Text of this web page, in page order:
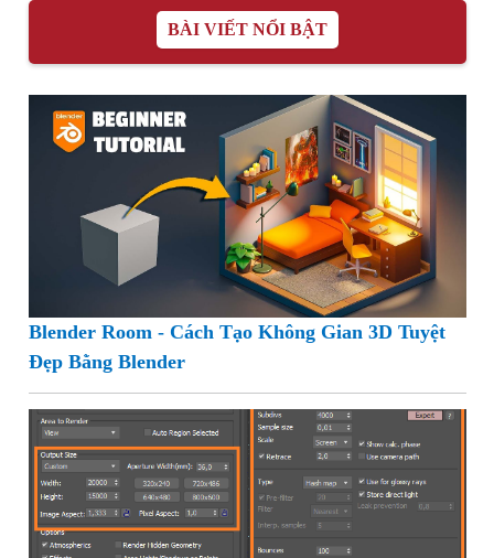
BÀI VIẾT NỔI BẬT
Blender Room - Cách Tạo Không Gian 3D Tuyệt
Đẹp Bằng Blender